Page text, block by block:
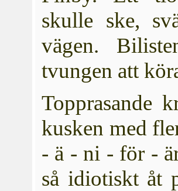
skulle ske,
vägen.
tvungen att
Topprasande
kusken med
- ä - ni - för -
så idiotiskt åt